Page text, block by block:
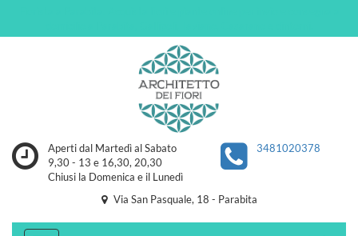
Aperti dal Martedì al Sabato
9,30 - 13 e 16,30, 20,30
Chiusi la Domenica e il Lunedì
3481020378
Via San Pasquale, 18 - Parabita